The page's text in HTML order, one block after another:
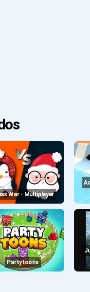
War - Multiplayer
Aquapark.io Water Slide
Partytoons
Jungle Survival Jurassic